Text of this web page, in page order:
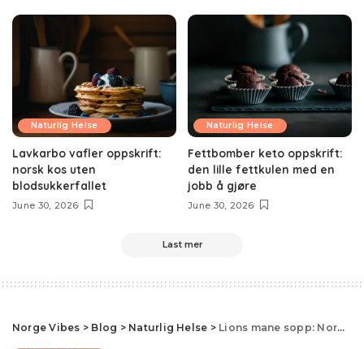
Naturlig Helse
Lavkarbo vafler oppskrift:
norsk kos uten
blodsukkerfallet
June 30, 2026
Naturlig Helse
Fettbomber keto oppskrift:
den lille fettkulen med en
jobb å gjøre
June 30, 2026
Last mer
Norge Vibes > Blog > Naturlig Helse > Lions mane sopp: Norges nye hjerne-superfood?